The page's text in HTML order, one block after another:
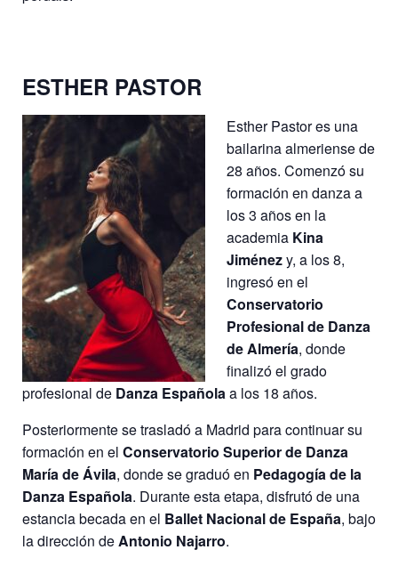
ESTHER PASTOR
Esther Pastor es una
bailarina almeriense de
28 años. Comenzó su
formación en danza a
los 3 años en la
academia Kina
Jiménezy, a los 8,
ingresó en el
Conservatorio
Profesional de Danza
de Almería, donde
finalizó el grado
profesional de Danza Españolaa los 18 años.
Posteriormente se trasladó a Madrid para continuar su
formación en el Conservatorio Superior de Danza
María de Ávila, donde se graduó en Pedagogía de la
Danza Española. Durante esta etapa, disfrutó de una
estancia becada en el Ballet Nacional de España, bajo
la dirección deAntonio Najarro.